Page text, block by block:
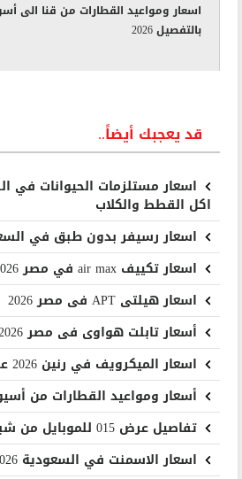
اسعار ومواعيد القطارات من قنا الى
بالتفصيل 2026
قد يعجبك أيضاً..
اكل القطط والكلاب
اسعار رسيفر بدون طبق في
اسعار تكييف air max في مصر 2026
اسعار هيلتى APT فى مصر 2026
أسعار تابلت هواوى فى مصر 2026
اسعار الميكرويف في رنين 2026 عروض رنين الجديدة
أسعار ومواعيد القطارات من
تفاصيل عرض 015 للموبايل من شبكة WE
اسعار الاسمنت في السعودية 2026